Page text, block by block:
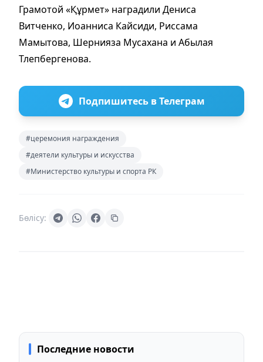
Грамотой «Құрмет» наградили Дениса
Витченко, Иоанниса Кайсиди, Риссама
Мамытова, Шернияза Мусахана и Абылая
Тлепбергенова.
Подпишитесь в Телеграм
#церемония награждения
#деятели культуры и искусства
#Министерство культуры и спорта РК
Бөлісу:
Последние новости